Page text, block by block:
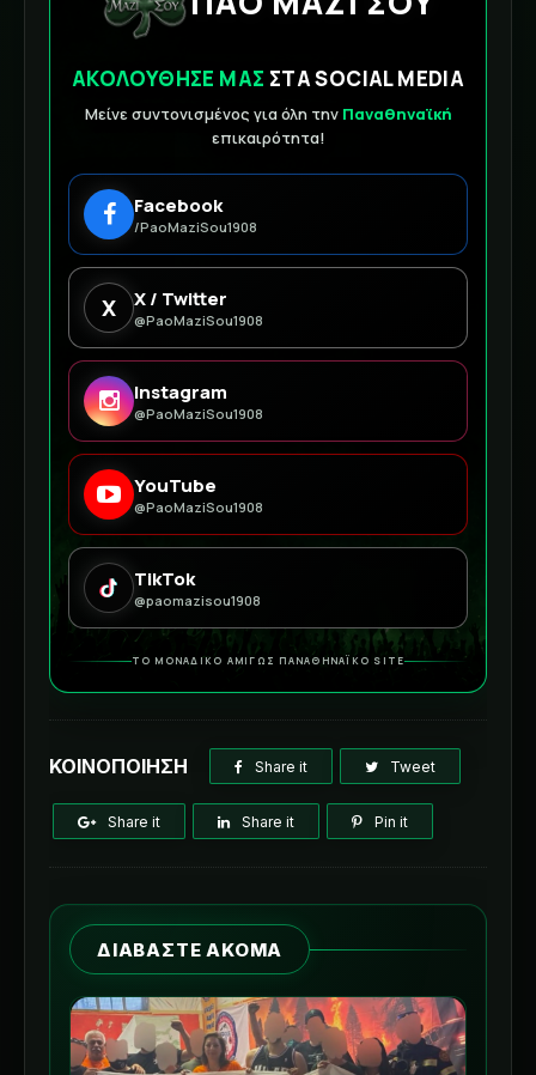
ΑΚΟΛΟΥΘΗΣΕ ΜΑΣ ΣΤΑ SOCIAL MEDIA
Μείνε συντονισμένος για όλη την Παναθηναϊκή
επικαιρότητα!
Facebook
/PaoMaziSou1908
X X / Twitter
@PaoMaziSou1908
Instagram
@PaoMaziSou1908
YouTube
@PaoMaziSou1908
TikTok
@paomazisou1908
ΤΟ ΜΟΝΑΔΙΚΟ ΑΜΙΓΩΣ ΠΑΝΑΘΗΝΑΪΚΟ SITE
ΚΟΙΝΟΠΟΙΗΣΗ Share it Tweet
Share it Share it Pin it
ΔΙΑΒΑΣΤΕ ΑΚΟΜΑ